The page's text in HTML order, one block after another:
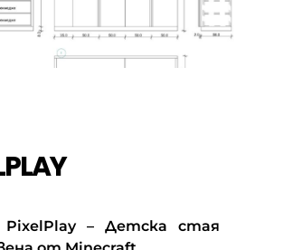
PixelPlay – Детска стая